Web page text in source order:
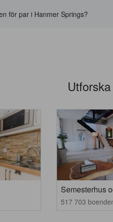
för par i Hanmer Springs?
Semesterhus
517 703